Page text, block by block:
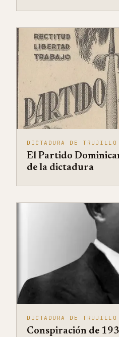
DICTADURA DE TRUJILLO
El Partido
de la dictadura
DICTADURA DE TRUJILLO
Conspiración de